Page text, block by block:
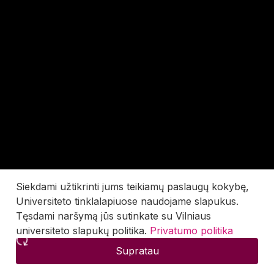
Siekdami užtikrinti jums teikiamų paslaugų kokybę,
Universiteto tinklalapiuose naudojame slapukus.
Tęsdami naršymą jūs sutinkate su Vilniaus
universiteto slapukų politika. Privatumo politika
Supratau